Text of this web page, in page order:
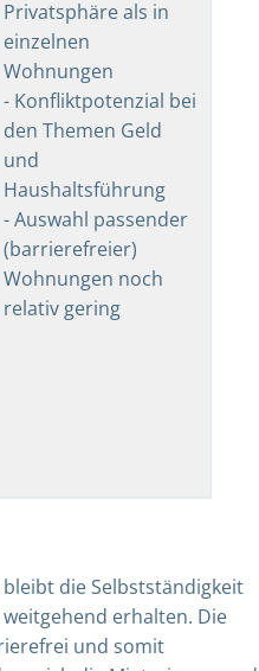
Privatsphäre als in
einzelnen
Wohnungen
- Konfliktpotenzial bei
den Themen Geld
und
Haushaltsführung
- Auswahl passender
(barrierefreier)
Wohnungen noch
relativ gering
die Selbstständigkeit
erhalten. Die
und somit